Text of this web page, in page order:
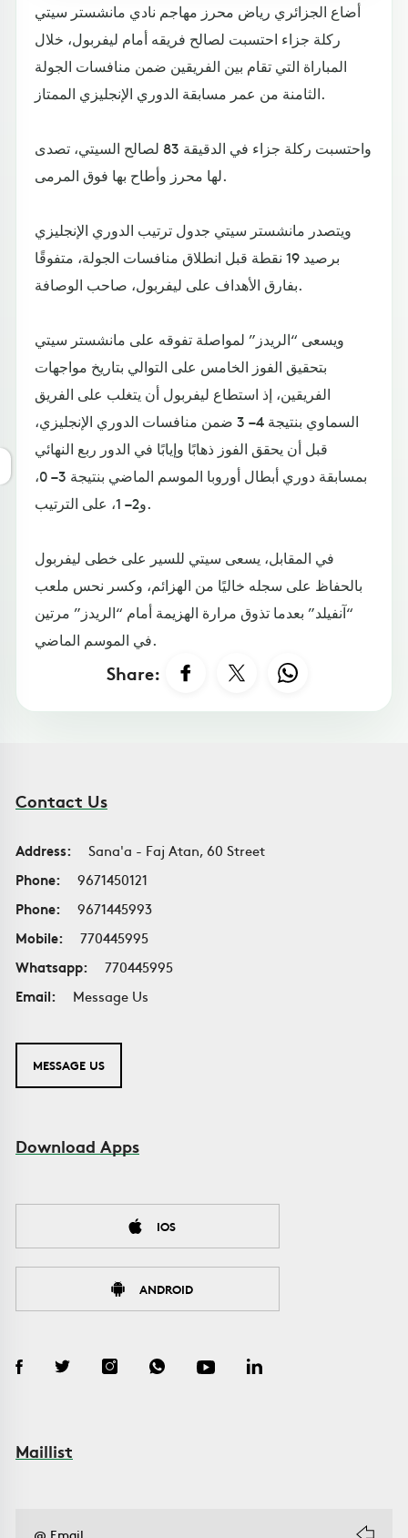
أضاع الجزائري رياض محرز مهاجم نادي مانشستر سيتي
ركلة جزاء احتسبت لصالح فريقه أمام ليفربول، خلال
المباراة التي تقام بين الفريقين ضمن منافسات الجولة
الثامنة من عمر مسابقة الدوري الإنجليزي الممتاز.
واحتسبت ركلة جزاء في الدقيقة 83 لصالح السيتي، تصدى
لها محرز وأطاح بها فوق المرمى.
ويتصدر مانشستر سيتي جدول ترتيب الدوري الإنجليزي
برصيد 19 نقطة قبل انطلاق منافسات الجولة، متفوقًا
بفارق الأهداف على ليفربول، صاحب الوصافة.
ويسعى “الريدز” لمواصلة تفوقه على مانشستر سيتي
بتحقيق الفوز الخامس على التوالي بتاريخ مواجهات
الفريقين، إذ استطاع ليفربول أن يتغلب على الفريق
السماوي بنتيجة 4 – 3 ضمن منافسات الدوري الإنجليزي،
قبل أن يحقق الفوز ذهابًا وإيابًا في الدور ربع النهائي
بمسابقة دوري أبطال أوروبا الموسم الماضي بنتيجة 3 – 0،
و2 – 1، على الترتيب.
في المقابل، يسعى سيتي للسير على خطى ليفربول
بالحفاظ على سجله خاليًا من الهزائم، وكسر نحس ملعب
“آنفيلد” بعدما تذوق مرارة الهزيمة أمام “الريدز” مرتين
في الموسم الماضي.
Share:
Contact Us
Address:
Sana'a - Faj Atan, 60 Street
Phone:
9671450121
Phone:
9671445993
Mobile:
770445995
Whatsapp:
770445995
Email:
Message Us
MESSAGE US
Download Apps
IOS
ANDROID
Maillist